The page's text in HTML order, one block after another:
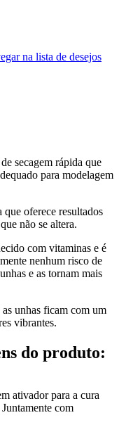
na lista de desejos
secagem rápida que
para modelagem
oferece resultados
não se altera.
com vitaminas e é
nenhum risco de
e as tornam mais
unhas ficam com um
vibrantes.
do produto:
ativador para a cura
com